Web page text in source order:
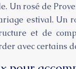
Un rosé de
estival. Un
et de
avec certains